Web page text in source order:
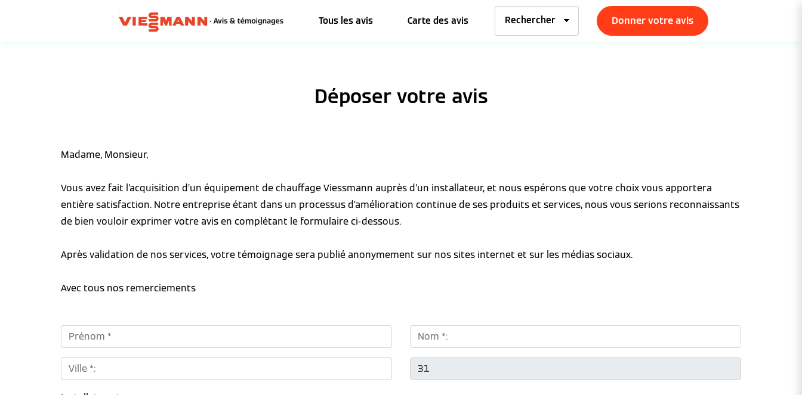
Tous les avis Carte des avis Donner votre avis
Déposer votre avis
Madame, Monsieur,
Vous avez fait l’acquisition d’un équipement de chauffage Viessmann auprès d’un installateur, et nous espérons que votre choix vous apportera
entière satisfaction. Notre entreprise étant dans un processus d’amélioration continue de ses produits et services, nous vous serions reconnaissants
de bien vouloir exprimer votre avis en complétant le formulaire ci-dessous.
Après validation de nos services, votre témoignage sera publié anonymement sur nos sites internet et sur les médias sociaux.
Avec tous nos remerciements
Prénom *: Nom *:
Ville *: CP *: